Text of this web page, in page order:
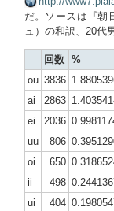
だ。ソースは『朝
ュ）の和訳、20代
回数
%
ou 3836
ai
2863
ei
2036
uu
806
oi
650
ii
498
ui
404